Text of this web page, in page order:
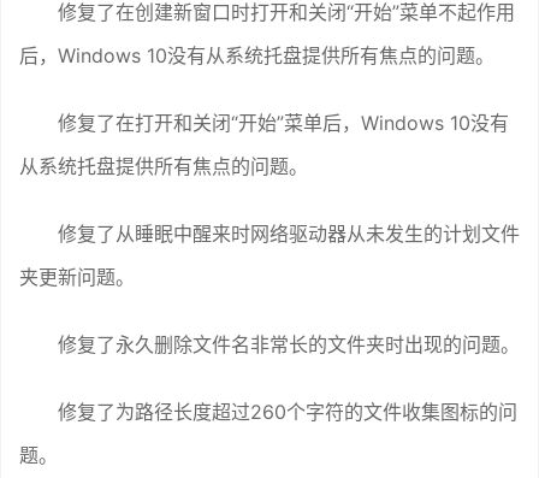
修复了在创建新窗口时打开和关闭“开始”菜单不起作用
后，Windows 10没有从系统托盘提供所有焦点的问题。
修复了在打开和关闭“开始”菜单后，Windows 10没有
从系统托盘提供所有焦点的问题。
修复了从睡眠中醒来时网络驱动器从未发生的计划文件
夹更新问题。
修复了永久删除文件名非常长的文件夹时出现的问题。
修复了为路径长度超过260个字符的文件收集图标的问
题。